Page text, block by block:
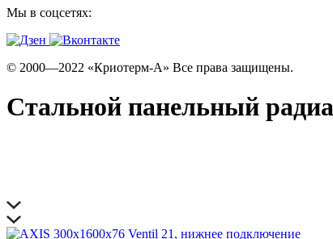
Мы в соцсетях:
© 2000—2022 «Криотерм-А» Все права защищены.
Стальной панельный